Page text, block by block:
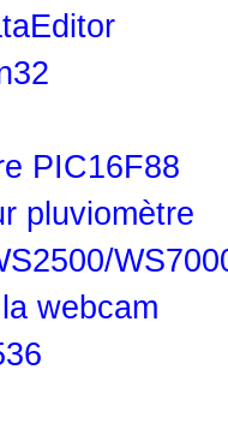
PIC16F88
pluviomètre
webcam